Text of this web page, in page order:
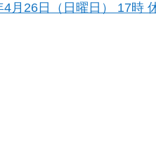
月26日（日曜日） 17時